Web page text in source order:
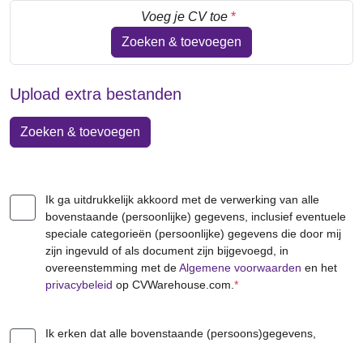
Voeg je CV toe *
Zoeken & toevoegen
Upload extra bestanden
Zoeken & toevoegen
Ik ga uitdrukkelijk akkoord met de verwerking van alle
bovenstaande (persoonlijke) gegevens, inclusief eventuele
speciale categorieën (persoonlijke) gegevens die door mij
zijn ingevuld of als document zijn bijgevoegd, in
overeenstemming met deAlgemene voorwaarden en het
privacybeleid op CVWarehouse.com. *
Ik erken dat alle bovenstaande (persoons)gegevens,